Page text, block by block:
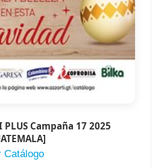
PLUS Campaña 17 2025
Catálogo